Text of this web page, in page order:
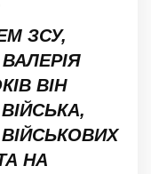
ЗСУ,
ВІН
НА